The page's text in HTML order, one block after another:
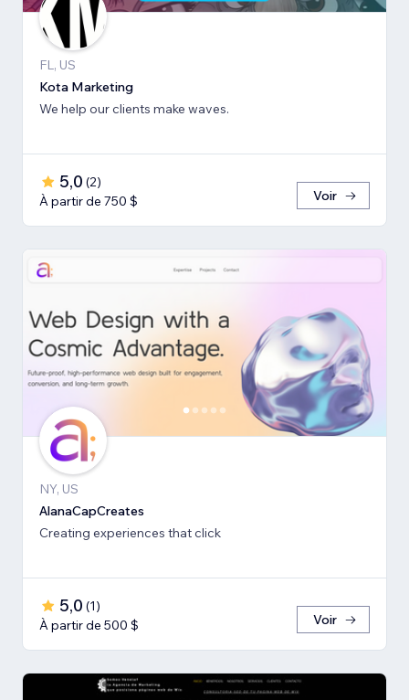
FL, US
Kota Marketing
We help our clients make waves.
5,0 (2)
À partir de 750 $
Voir
NY, US
AlanaCapCreates
Creating experiences that click
5,0 (1)
À partir de 500 $
Voir